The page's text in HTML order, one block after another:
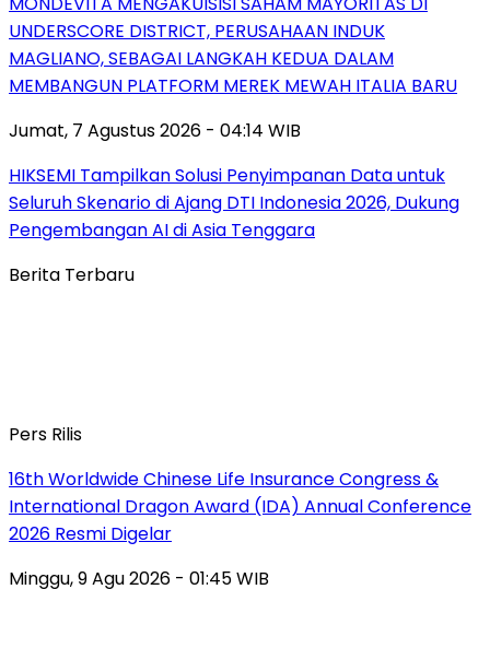
UNDERSCORE DISTRICT, PERUSAHAAN INDUK
MAGLIANO, SEBAGAI LANGKAH KEDUA DALAM
MEMBANGUN PLATFORM MEREK MEWAH ITALIA BARU
Jumat, 7 Agustus 2026 - 04:14 WIB
HIKSEMI Tampilkan Solusi Penyimpanan Data untuk
Seluruh Skenario di Ajang DTI Indonesia 2026, Dukung
Pengembangan AI di Asia Tenggara
Berita Terbaru
Pers Rilis
16th Worldwide Chinese Life Insurance Congress &
International Dragon Award (IDA) Annual Conference
2026 Resmi Digelar
Minggu, 9 Agu 2026 - 01:45 WIB